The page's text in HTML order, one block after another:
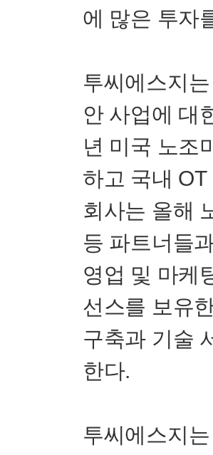
에 많은 투자
투씨에스지
안 사업에 대
년 미국 노조
하고 국내 OT
회사는 올해
등 파트너들
영업 및 마케
선스를 보유
구축과 기술
한다.
투씨에스지